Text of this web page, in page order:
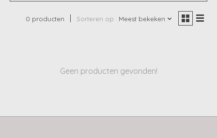
0 producten Sorteren op Meest bekeken
Geen producten gevonden!